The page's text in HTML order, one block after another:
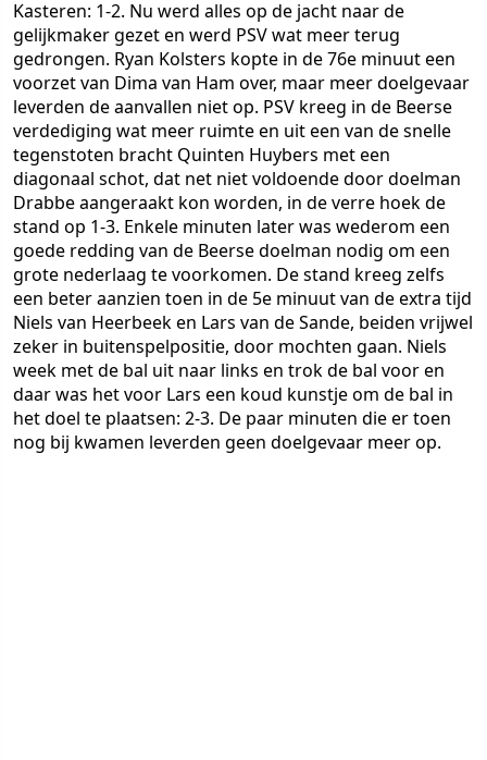
Kasteren: 1-2. Nu werd alles op de jacht naar de
gelijkmaker gezet en werd PSV wat meer terug
gedrongen. Ryan Kolsters kopte in de 76e minuut een
voorzet van Dima van Ham over, maar meer doelgevaar
leverden de aanvallen niet op. PSV kreeg in de Beerse
verdediging wat meer ruimte en uit een van de snelle
tegenstoten bracht Quinten Huybers met een
diagonaal schot, dat net niet voldoende door doelman
Drabbe aangeraakt kon worden, in de verre hoek de
stand op 1-3. Enkele minuten later was wederom een
goede redding van de Beerse doelman nodig om een
grote nederlaag te voorkomen. De stand kreeg zelfs
een beter aanzien toen in de 5e minuut van de extra tijd
Niels van Heerbeek en Lars van de Sande, beiden vrijwel
zeker in buitenspelpositie, door mochten gaan. Niels
week met de bal uit naar links en trok de bal voor en
daar was het voor Lars een koud kunstje om de bal in
het doel te plaatsen: 2-3. De paar minuten die er toen
nog bij kwamen leverden geen doelgevaar meer op.